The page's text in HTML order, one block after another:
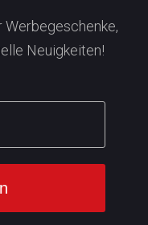
Werbegeschenke,
Neuigkeiten!